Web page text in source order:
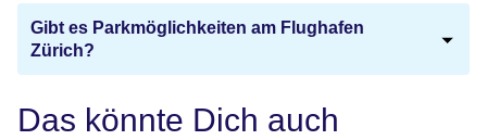
Gibt es Parkmöglichkeiten am Flughafen
Zürich?
Das könnte Dich auch